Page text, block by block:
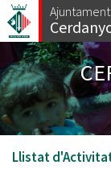
Vés
al
contingut
Llistat